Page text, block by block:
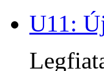
U11: